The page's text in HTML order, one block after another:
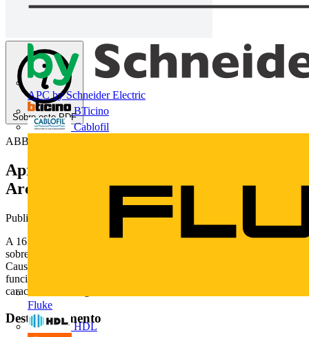
APC by Schneider Electric
BTicino
Cablofil
Fluke
HDL
Sobre este PDF
ABB
Apresentação do webinar "Monitor de
Arco TVOC-2"
Publicado: 17 de março de 2016· Categoria: White Papers
A 16.03.2016 a Voltimum e ABB realizaram o webinar técnico
sobre "Monitor de Arco TVOC-2". A agenda foi a seguinte: -
Causas e Consequências de acidentes com arco elétrico - Como
funciona o Monitor de arco - Exemplos de aplicação - Principais
características e argumentos.
Deste documento